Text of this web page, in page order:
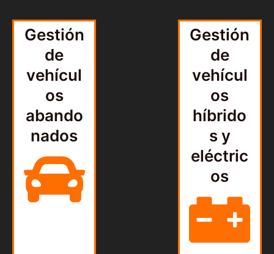
Gestión
de
vehícul
os
abando
nados
Gestión
de
vehícul
os
híbrido
s y
eléctric
os